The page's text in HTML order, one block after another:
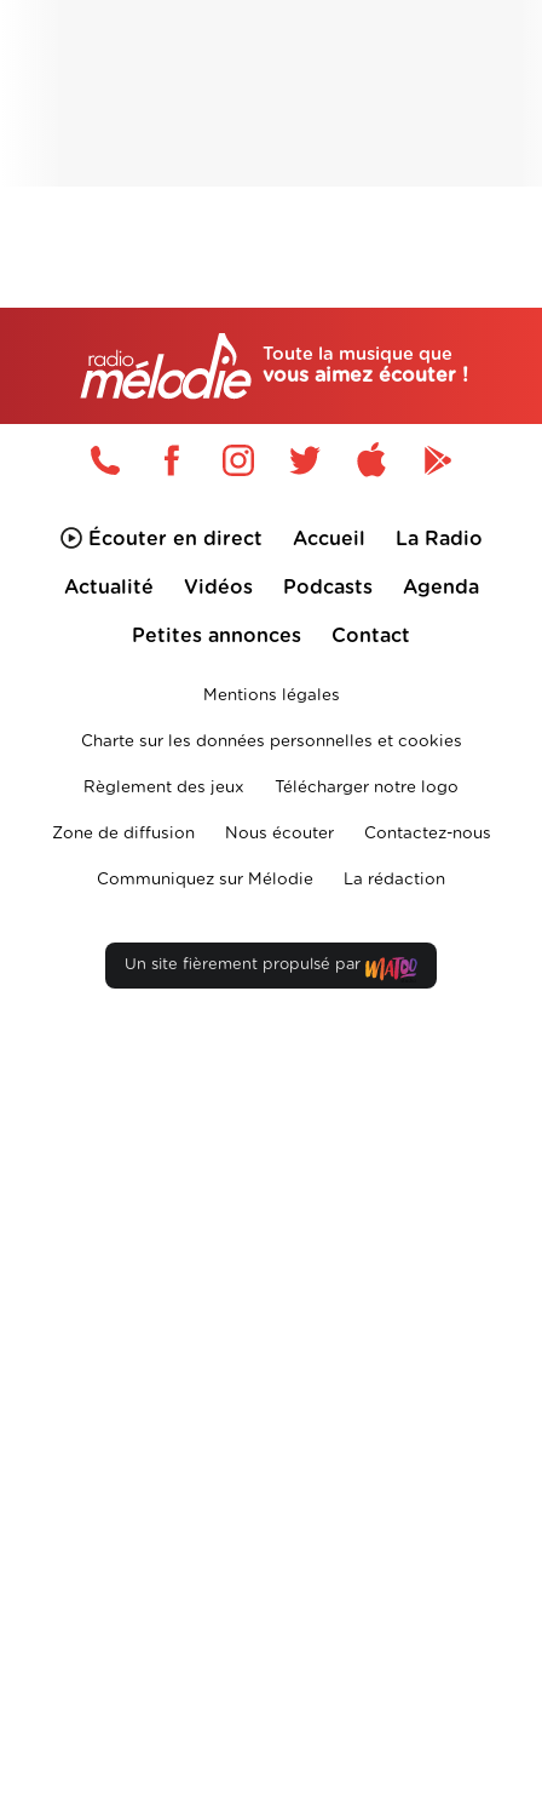
Toute la musique que
vous aimez écouter !
Écouter en direct Accueil La Radio
Actualité Vidéos Podcasts Agenda
Petites annonces Contact
Mentions légales
Charte sur les données personnelles et cookies
Règlement des jeux Télécharger notre logo
Zone de diffusion Nous écouter Contactez-nous
Communiquez sur Mélodie La rédaction
Un site fièrement propulsé par